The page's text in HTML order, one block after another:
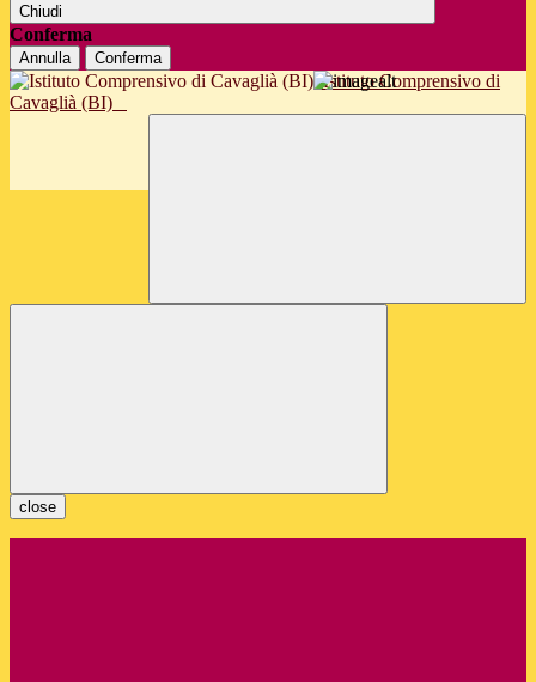
Chiudi
Conferma
Annulla Conferma
Istituto Comprensivo di
Cavaglià (BI)
close